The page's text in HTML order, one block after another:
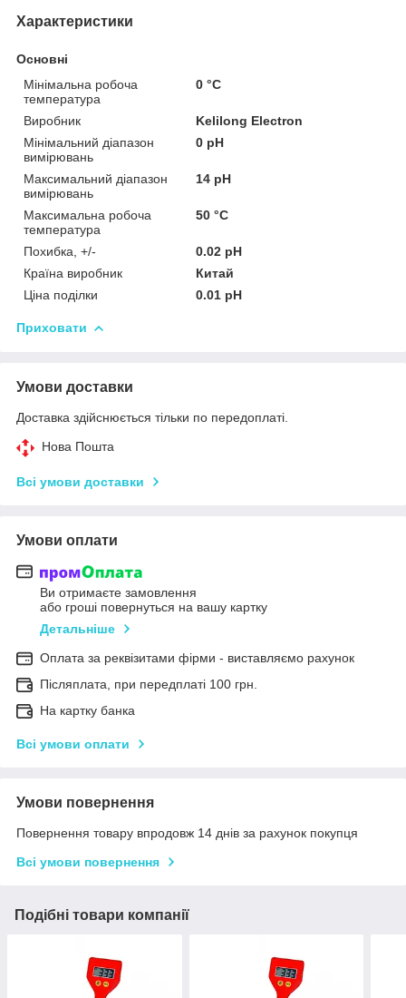
Характеристики
Основні
Мінімальна робоча
температура
0 °С
Виробник
Kelilong Electron
Мінімальний діапазон
вимірювань
0 pH
Максимальний діапазон
вимірювань
14 pH
Максимальна робоча
температура
50 °С
Похибка, +/-
0.02 pH
Країна виробник
Китай
Ціна поділки
0.01 pH
Приховати
Умови доставки
Доставка здійснюється тільки по передоплаті.
Нова Пошта
Всі умови доставки
Умови оплати
Ви отримаєте замовлення
або гроші повернуться на вашу картку
Детальніше
Оплата за реквізитами фірми - виставляємо рахунок
Післяплата, при передплаті 100 грн.
На картку банка
Всі умови оплати
Умови повернення
Повернення товару впродовж 14 днів за рахунок покупця
Всі умови повернення
Подібні товари компанії